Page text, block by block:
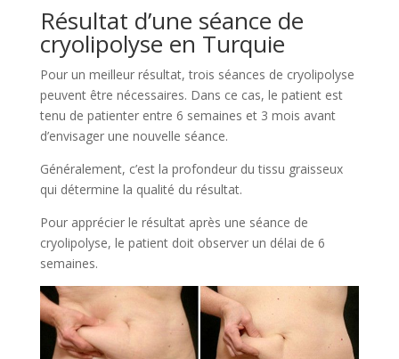
Résultat d’une séance de
cryolipolyse en Turquie
Pour un meilleur résultat, trois séances de cryolipolyse
peuvent être nécessaires. Dans ce cas, le patient est
tenu de patienter entre 6 semaines et 3 mois avant
d’envisager une nouvelle séance.
Généralement, c’est la profondeur du tissu graisseux
qui détermine la qualité du résultat.
Pour apprécier le résultat après une séance de
cryolipolyse, le patient doit observer un délai de 6
semaines.